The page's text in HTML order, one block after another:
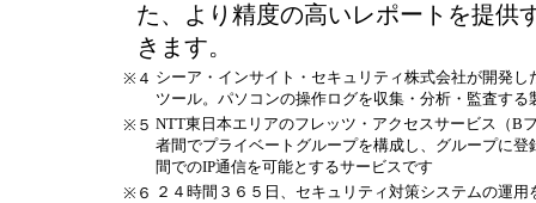
た、より精度の高いレポートを提供
きます。
※４ シーア・インサイト・セキュリティ株式会社が開発し
ツール。パソコンの操作ログを収集・分析・監査する
※５ NTT東日本エリアのフレッツ・アクセスサービス（B
者間でプライベートグループを構成し、グループに登
間でのIP通信を可能とするサービスです
※６ ２４時間３６５日、セキュリティ対策システムの運用